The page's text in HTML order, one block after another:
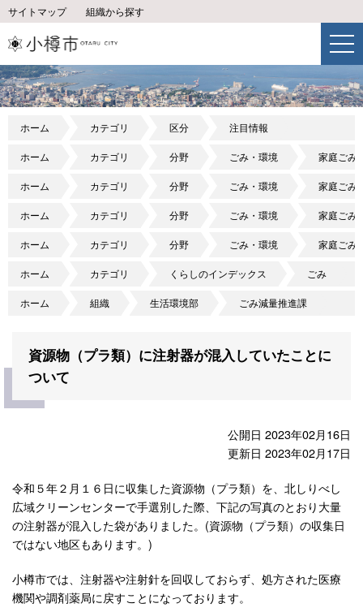
サイトマップ 組織から探す
ホーム カテゴリ 区分 注目情報
ホーム カテゴリ 分野 ごみ・環境 家庭ごみ
ホーム カテゴリ 分野 ごみ・環境 家庭ごみ
ホーム カテゴリ 分野 ごみ・環境 家庭ごみ
ホーム カテゴリ 分野 ごみ・環境 家庭ごみ
ホーム カテゴリ くらしのインデックス ごみ
ホーム 組織 生活環境部 ごみ減量推進課
資源物（プラ類）に注射器が混入していたことに
ついて
公開日 2023年02月16日
更新日 2023年02月17日
令和５年２月１６日に収集した資源物（プラ類）を、北しりべし
広域クリーンセンターで手選別した際、下記の写真のとおり大量
の注射器が混入した袋がありました。(資源物（プラ類）の収集日
ではない地区もあります。)
小樽市では、注射器や注射針を回収しておらず、処方された医療
機関や調剤薬局に戻すことになっております。